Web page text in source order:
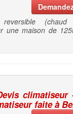
reversible
une maison de
faite à